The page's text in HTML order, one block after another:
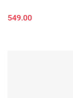
549.00